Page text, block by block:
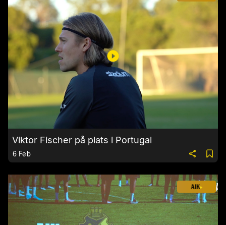
Viktor Fischer på plats i Portugal
6 Feb